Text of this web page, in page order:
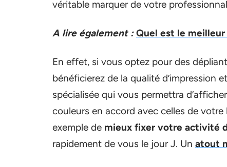
véritable marquer de votre
A lire également : Quel est le
En effet, si vous optez pour des
bénéficierez de la qualité d’impression
spécialisée qui vous permettra
couleurs en accord avec celles de
exemple de mieux fixer votre activité
rapidement de vous le jour J. Un atout